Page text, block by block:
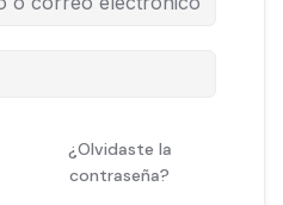
¿Olvidaste la
contraseña?